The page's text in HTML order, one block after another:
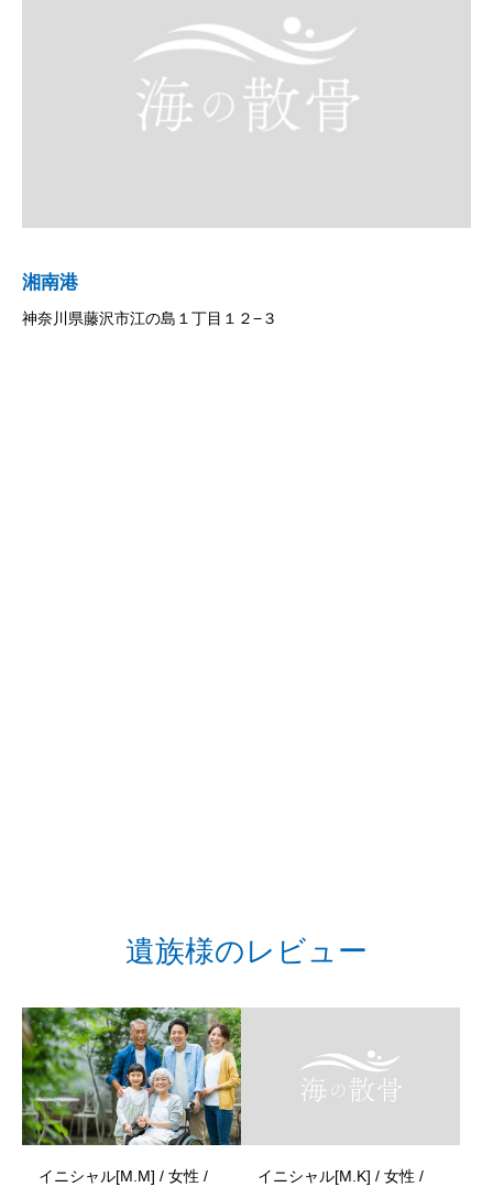
湘南港
神奈川県藤沢市江の島１丁目１２−３
遺族様のレビュー
イニシャル[M.M] / 女性 /
イニシャル[M.K] / 女性 /